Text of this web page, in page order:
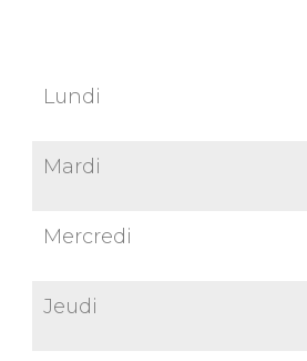
Lundi
Mardi
Mercredi
Jeudi